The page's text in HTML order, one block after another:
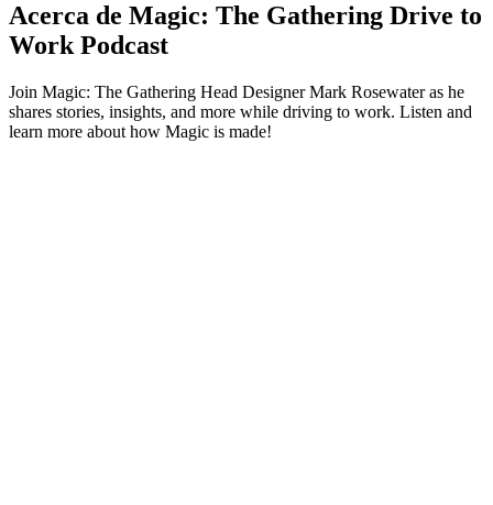
Acerca de Magic: The Gathering Drive to
Work Podcast
Join Magic: The Gathering Head Designer Mark Rosewater as he
shares stories, insights, and more while driving to work. Listen and
learn more about how Magic is made!